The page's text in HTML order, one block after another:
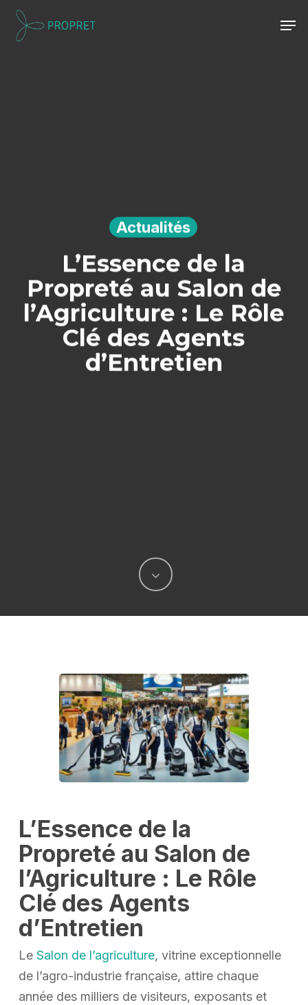
Skip
Actualités
L’Essence de la
Propreté au Salon de
l’Agriculture : Le Rôle
Clé des Agents
d’Entretien
L’Essence de la
Propreté au Salon de
l’Agriculture : Le Rôle
Clé des Agents
d’Entretien
Le Salon de l’agriculture, vitrine exceptionnelle
de l’agro-industrie française, attire chaque
année des milliers de visiteurs, exposants et